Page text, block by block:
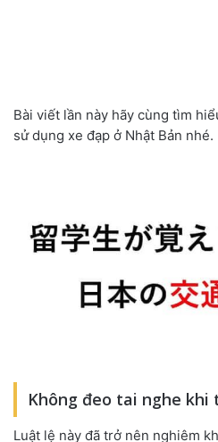
Bài viết lần này hãy cùng tìm
sử dụng xe đạp ở Nhật Bản nhé.
Không đeo tai nghe
Luật lệ này đã trở nên nghiêm